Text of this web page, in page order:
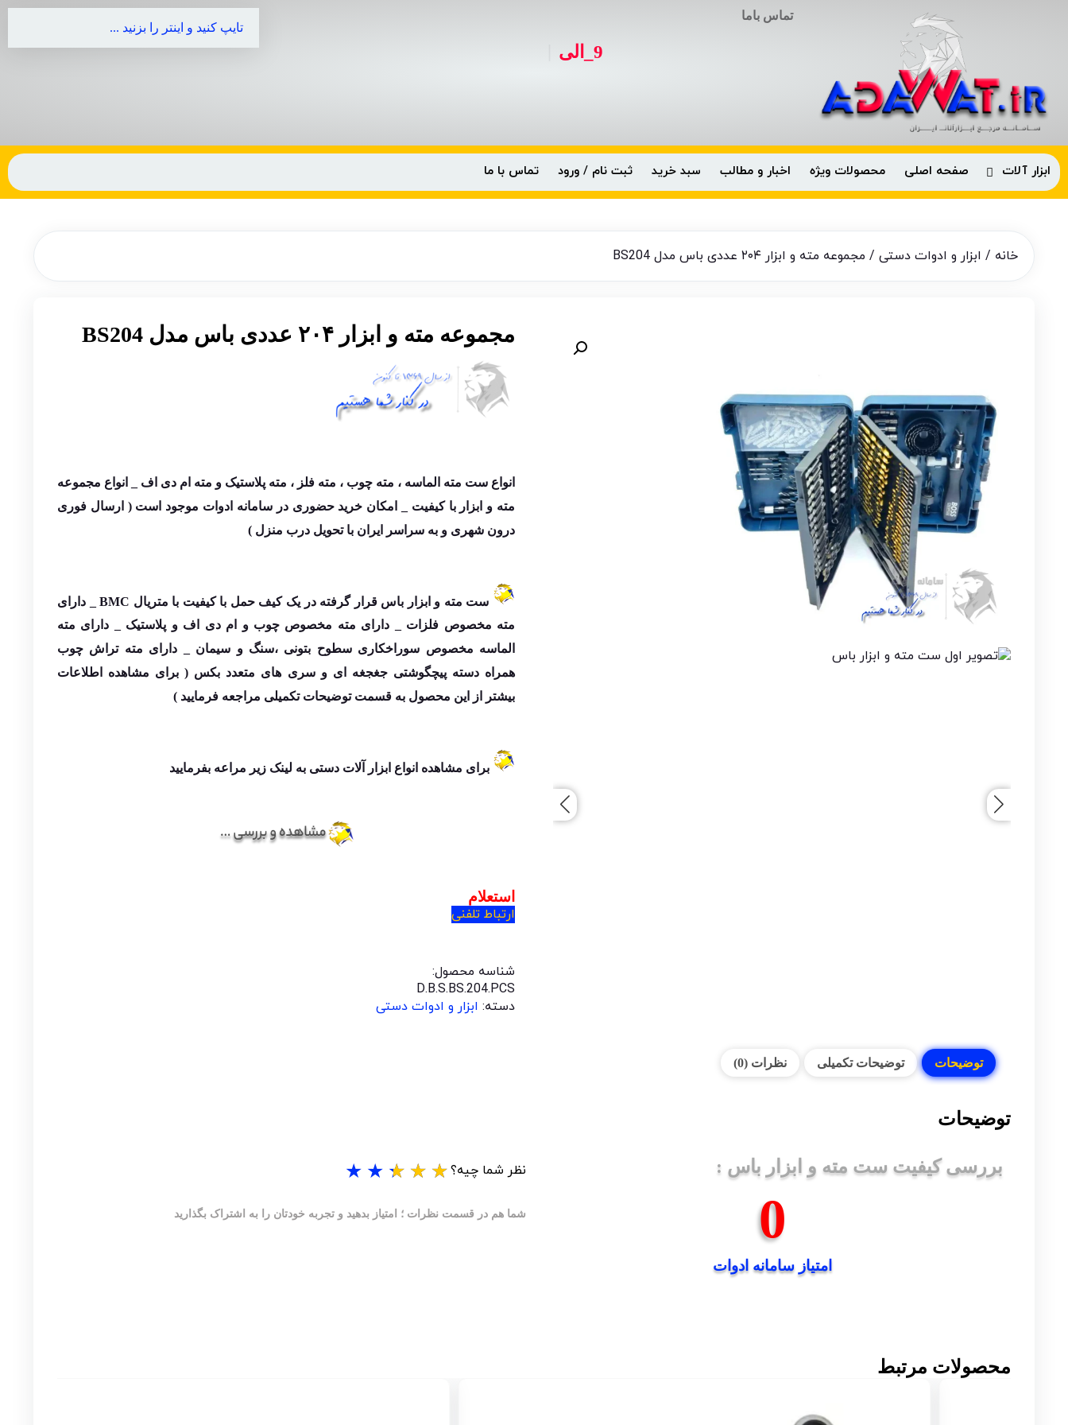
تماس باما
9_الی
ابزار آلات صفحه اصلی محصولات ویژه اخبار و مطالب سبد خرید ثبت نام / ورود تماس با ما
خانه / ابزار و ادوات دستی / مجموعه مته و ابزار ۲۰۴ عددی باس مدل BS204
مجموعه مته و ابزار ۲۰۴ عددی باس مدل BS204
انواع ست مته الماسه ، مته چوب ، مته فلز ، مته پلاستیک و مته ام دی اف _ انواع مجموعه
مته و ابزار با کیفیت _ امکان خرید حضوری در سامانه ادوات موجود است ( ارسال فوری
درون شهری و به سراسر ایران با تحویل درب منزل )
ست مته و ابزار باس قرار گرفته در یک کیف حمل با کیفیت با متریال BMC _ دارای
مته مخصوص فلزات _ دارای مته مخصوص چوب و ام دی اف و پلاستیک _ دارای مته
الماسه مخصوص سوراخکاری سطوح بتونی ،سنگ و سیمان _ دارای مته تراش چوب
همراه دسته پیچگوشتی جغجغه ای و سری های متعدد بکس ( برای مشاهده اطلاعات
بیشتر از این محصول به قسمت توضیحات تکمیلی مراجعه فرمایید )
برای مشاهده انواع ابزار آلات دستی به لینک زیر مراعه بفرمایید
استعلام
ارتباط تلفنی
شناسه محصول:
D.B.S.BS.204.PCS
دسته: ابزار و ادوات دستی
توضیحات توضیحات تکمیلی نظرات (0)
توضیحات
بررسی کیفیت ست مته و ابزار باس :
امتیاز سامانه ادوات
0
نظر شما چیه؟★
★
★
★
★
شما هم در قسمت نظرات ؛ امتیاز بدهید و تجربه خودتان را به اشتراک بگذارید
محصولات مرتبط